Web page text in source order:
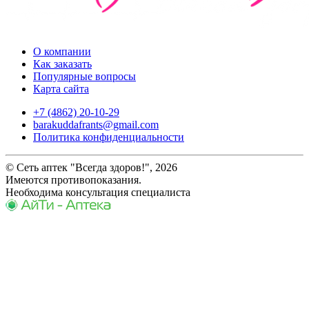
О компании
Как заказать
Популярные вопросы
Карта сайта
+7 (4862) 20-10-29
barakuddafrants@gmail.com
Политика конфиденциальности
© Сеть аптек "Всегда здоров!", 2026
Имеются противопоказания.
Необходима консультация специалиста